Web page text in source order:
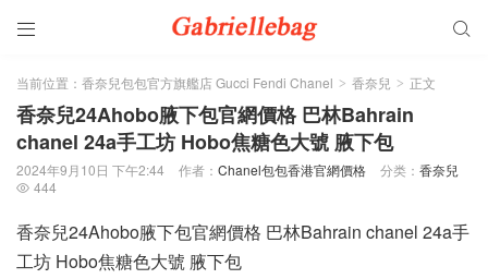
 
当前位置： 香奈兒包包官方旗艦店 Gucci Fendi Chanel > 香奈兒 > 正文
香奈兒24Ahobo腋下包官網價格 巴林Bahrain
chanel 24a手工坊 Hobo焦糖色大號 腋下包
2024年9月10日 下午2:44 作者： Chanel包包香港官網價格 分类： 香奈兒
 444
香奈兒24Ahobo腋下包官網價格 巴林Bahrain chanel 24a手
工坊 Hobo焦糖色大號 腋下包